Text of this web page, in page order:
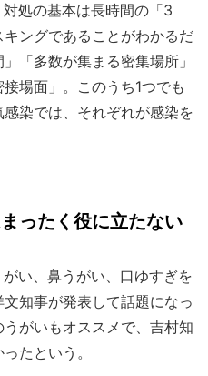
処の基本は長時間の「3
ングであることがわかるだ
「多数が集まる密集場所」
場面」。このうち1つでも
染では、それぞれが感染を
ったく役に立たない
い、鼻うがい、口ゆすぎを
知事が発表して話題になっ
がいもオススメで、吉村知
たという。